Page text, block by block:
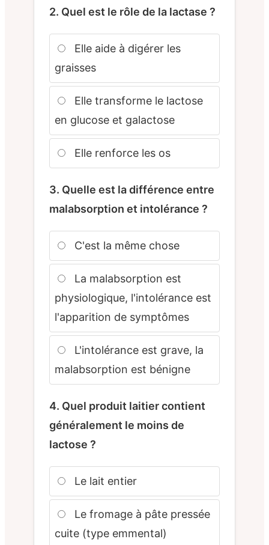
2. Quel est le rôle de la lactase ?
Elle aide à digérer les
graisses
Elle transforme le lactose
en glucose et galactose
Elle renforce les os
3. Quelle est la différence entre
malabsorption et intolérance ?
C'est la même chose
La malabsorption est
physiologique, l'intolérance est
l'apparition de symptômes
L'intolérance est grave, la
malabsorption est bénigne
4. Quel produit laitier contient
généralement le moins de
lactose ?
Le lait entier
Le fromage à pâte pressée
cuite (type emmental)